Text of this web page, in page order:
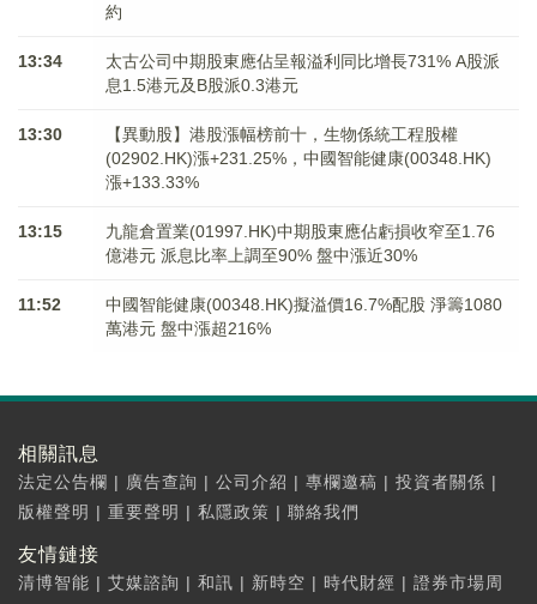
約
13:34
太古公司中期股東應佔呈報溢利同比增長731% A股派
息1.5港元及B股派0.3港元
13:30
【異動股】港股漲幅榜前十，生物係統工程股權
(02902.HK)漲+231.25%，中國智能健康(00348.HK)
漲+133.33%
13:15
九龍倉置業(01997.HK)中期股東應佔虧損收窄至1.76
億港元 派息比率上調至90% 盤中漲近30%
11:52
中國智能健康(00348.HK)擬溢價16.7%配股 淨籌1080
萬港元 ​​​​​​​盤中漲超216%
相關訊息
法定公告欄 | 廣告查詢 | 公司介紹 | 專欄邀稿 | 投資者關係 |
版權聲明 | 重要聲明 | 私隱政策 | 聯絡我們
友情鏈接
清博智能 | 艾媒諮詢 | 和訊 | 新時空 | 時代財經 | 證券市場周